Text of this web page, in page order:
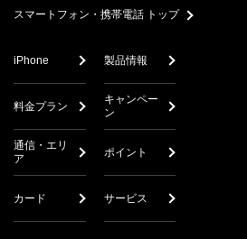
スマートフォン・携帯電話 トップ
iPhone 製品情報
料金プラン
キャンペー
ン
通信・エリ
ア
ポイント
カード サービス